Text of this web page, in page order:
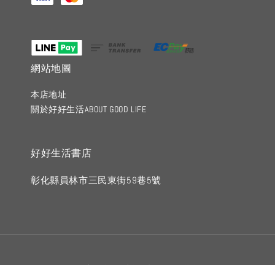
網站地圖
本店地址
關於好好生活ABOUT GOOD LIFE
好好生活書店
彰化縣員林市三民東街59巷5號